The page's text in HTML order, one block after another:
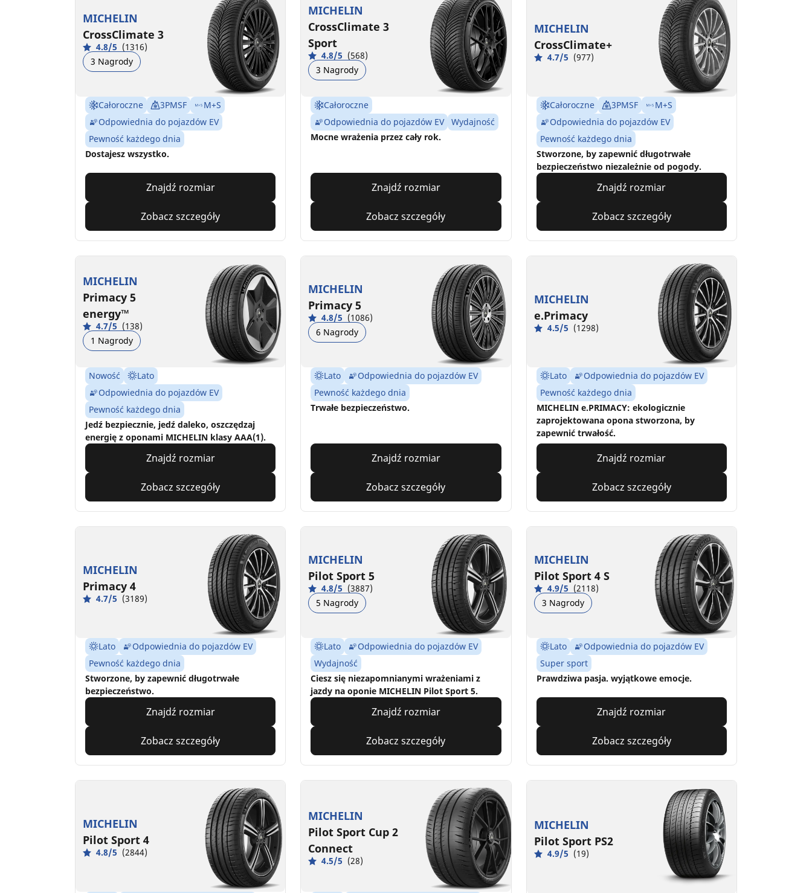
MICHELIN
CrossClimate 3
4.8/5 (1316)
3 Nagrody
Całoroczne 3PMSF
M+S
Odpowiednia do pojazdów EV
Pewność każdego dnia
Dostajesz wszystko.
Znajdź rozmiar
Zobacz szczegóły
MICHELIN
CrossClimate 3
Sport
4.8/5 (568)
3 Nagrody
Całoroczne
Odpowiednia do pojazdów EV
Wydajność
Mocne wrażenia przez cały rok.
Znajdź rozmiar
Zobacz szczegóły
MICHELIN
CrossClimate+
4.7/5 (977)
Całoroczne 3PMSF
M+S
Odpowiednia do pojazdów EV
Pewność każdego dnia
Stworzone, by zapewnić długotrwałe
bezpieczeństwo niezależnie od pogody.
Znajdź rozmiar
Zobacz szczegóły
MICHELIN
Primacy 5
energy™
4.7/5 (138)
1 Nagrody
Nowość
Lato
Odpowiednia do pojazdów EV
Pewność każdego dnia
Jedź bezpiecznie, jedź daleko, oszczędzaj
energię z oponami MICHELIN klasy AAA(1).
Znajdź rozmiar
Zobacz szczegóły
MICHELIN
Primacy 5
4.8/5 (1086)
6 Nagrody
Lato
Odpowiednia do pojazdów EV
Pewność każdego dnia
Trwałe bezpieczeństwo.
Znajdź rozmiar
Zobacz szczegóły
MICHELIN
e.Primacy
4.5/5 (1298)
Lato
Odpowiednia do pojazdów EV
Pewność każdego dnia
MICHELIN e.PRIMACY: ekologicznie
zaprojektowana opona stworzona, by
zapewnić trwałość.
Znajdź rozmiar
Zobacz szczegóły
MICHELIN
Primacy 4
4.7/5 (3189)
Lato
Odpowiednia do pojazdów EV
Pewność każdego dnia
Stworzone, by zapewnić długotrwałe
bezpieczeństwo.
Znajdź rozmiar
Zobacz szczegóły
MICHELIN
Pilot Sport 5
4.8/5 (3887)
5 Nagrody
Lato
Odpowiednia do pojazdów EV
Wydajność
Ciesz się niezapomnianymi wrażeniami z
jazdy na oponie MICHELIN Pilot Sport 5.
Znajdź rozmiar
Zobacz szczegóły
MICHELIN
Pilot Sport 4 S
4.9/5 (2118)
3 Nagrody
Lato
Odpowiednia do pojazdów EV
Super sport
Prawdziwa pasja. wyjątkowe emocje.
Znajdź rozmiar
Zobacz szczegóły
MICHELIN
Pilot Sport 4
4.8/5 (2844)
MICHELIN
Pilot Sport Cup 2
Connect
4.5/5 (28)
MICHELIN
Pilot Sport PS2
4.9/5 (19)